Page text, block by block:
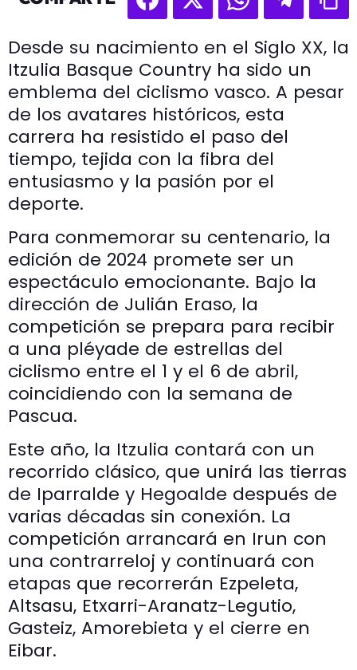
Desde su nacimiento en el Siglo XX, la
Itzulia Basque Country ha sido un
emblema del ciclismo vasco. A pesar
de los avatares históricos, esta
carrera ha resistido el paso del
tiempo, tejida con la fibra del
entusiasmo y la pasión por el
deporte.
Para conmemorar su centenario, la
edición de 2024 promete ser un
espectáculo emocionante. Bajo la
dirección de Julián Eraso, la
competición se prepara para recibir
a una pléyade de estrellas del
ciclismo entre el 1 y el 6 de abril,
coincidiendo con la semana de
Pascua.
Este año, la Itzulia contará con un
recorrido clásico, que unirá las tierras
de Iparralde y Hegoalde después de
varias décadas sin conexión. La
competición arrancará en Irun con
una contrarreloj y continuará con
etapas que recorrerán Ezpeleta,
Altsasu, Etxarri-Aranatz-Legutio,
Gasteiz, Amorebieta y el cierre en
Eibar.